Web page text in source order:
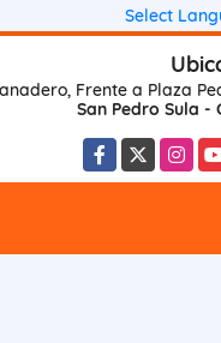
Select
Frente a Plaza
San Pedro Sula -
Facebook
X